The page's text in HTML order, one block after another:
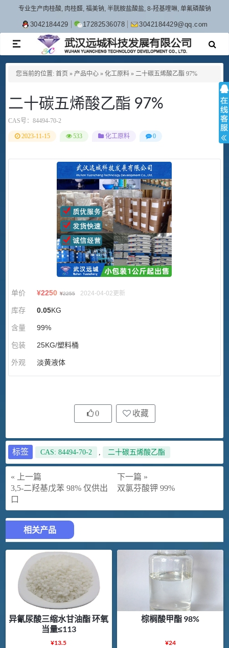
专业生产肉桂酸, 肉桂醛, 福美钠, 半胱胺盐酸盐, 8-羟基喹啉, 单氟磷酸钠
3042184429 17282536078 3042184429@qq.com
TOGGLE
NAVIGATION
您当前的位置: 首页 » 产品中心 » 化工原料 » 二十碳五烯酸乙酯 97%
二十碳五烯酸乙酯 97%
CAS号： 84494-70-2
2023-11-15 533 化工原料 0
单价 ¥2250 ¥2255 2024-04-02更新
库存 0.05KG
含量 99%
包装 25KG/塑料桶
外观 淡黄液体
0 收藏
标签 CAS: 84494-70-2 , 二十碳五烯酸乙酯
« 上一篇
3,5-二羟基戊苯 98% 仅供出
口
下一篇 »
双氯芬酸钾 99%
相关产品
异氰尿酸三缩水甘油酯 环氧
当量≤113
¥13.5
棕榈酸甲酯 98%
¥24